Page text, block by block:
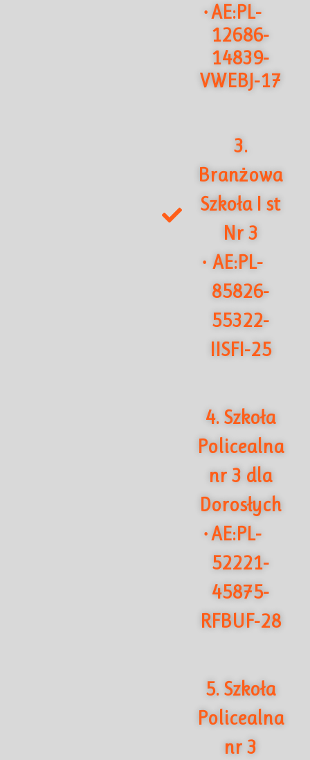
·AE:PL-
12686-
14839-
VWEBJ-17
3.
Branżowa
Szkoła I st
Nr 3
· AE:PL-
85826-
55322-
IISFI-25
4. Szkoła
Policealna
nr 3 dla
Dorosłych
·AE:PL-
52221-
45875-
RFBUF-28
5. Szkoła
Policealna
nr 3